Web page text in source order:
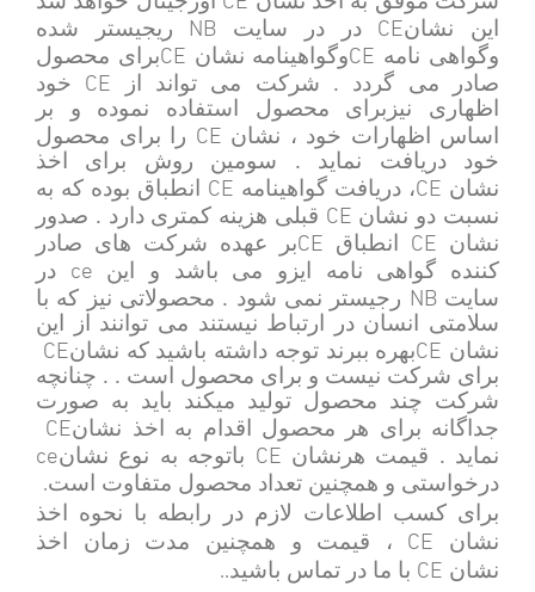
این نشانCEدر در سایت NB
ریجیستر شده
وگواهی نامه CEوگواهینامه نشان CEبرای محصول
صادر می گردد . شرکت می تواند از
CE
خود
اظهاری نیزبرای محصول استفاده نموده و بر
اساس اظهارات خود ، نشان CE را برای محصول
خود دریافت نماید . سومین روش برای اخذ
نشان CE، دریافت گواهینامه CE
انطباق بوده که به
نسبت دو نشان CE قبلی هزینه کمتری دارد . صدور
نشان CE انطباق CEبر عهده شرکت های صادر
کننده گواهی نامه ایزو می باشد و این
ce
در
سایت NB رجیستر نمی شود . محصولاتی نیز که با
سلامتی انسان در ارتباط نیستند می توانند از این
نشان CEبهره ببرند توجه داشته باشید که نشانCE
برای شرکت نیست و برای محصول است . . چنانچه
شرکت چند محصول تولید میکند باید به صورت
جداگانه برای هر محصول اقدام به اخذ نشانCE
نماید . قیمت هرنشان CE باتوجه به نوع نشانce
درخواستی و همچنین تعداد محصول متفاوت است.
برای کسب اطلاعات لازم در رابطه با نحوه اخذ
نشان
CE
، قیمت و همچنین مدت زمان اخذ
نشان CE با ما در تماس باشید..